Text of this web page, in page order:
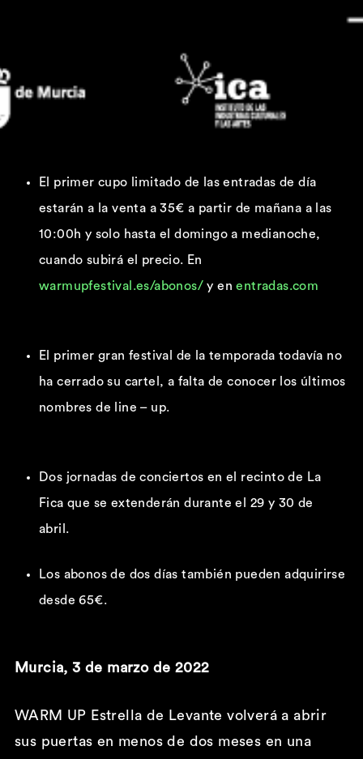
El primer cupo limitado de las entradas de día
estarán a la venta a 35€ a partir de mañana a las
10:00h y solo hasta el domingo a medianoche,
cuando subirá el precio. En
warmupfestival.es/abonos/ y enentradas.com
El primer gran festival de la temporada todavía no
ha cerrado su cartel, a falta de conocer los últimos
nombres de line – up.
Dos jornadas de conciertos en el recinto de La
Fica que se extenderán durante el 29 y 30 de
abril.
Los abonos de dos días también pueden adquirirse
desde 65€.
Murcia, 3 de marzo de 2022
WARM UP Estrella de Levante volverá a abrir
sus puertas en menos de dos meses en una